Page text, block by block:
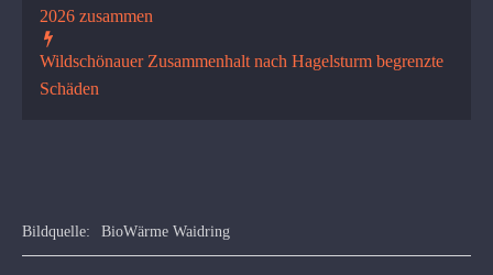
2026 zusammen
Wildschönauer Zusammenhalt nach Hagelsturm begrenzte
Schäden
Bildquelle: BioWärme Waidring